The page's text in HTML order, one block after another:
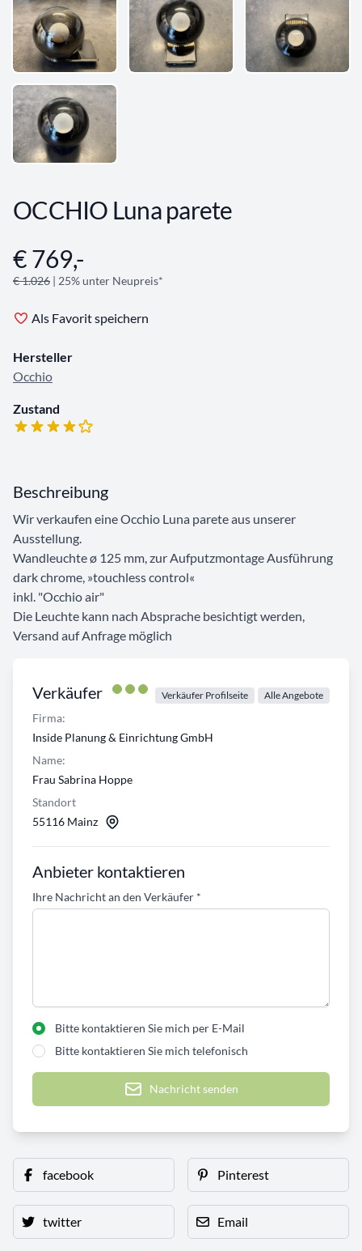
OCCHIO Luna parete
Angebotsinformationen
€ 769,-
€ 1.026 | 25% unter Neupreis*
Als Favorit speichern
Hersteller
Occhio
Zustand
Verkäufer Verkäufer Profilseite Alle Angebote
Firma:
Inside Planung & Einrichtung GmbH
Name:
Frau Sabrina Hoppe
Standort
55116 Mainz
Anbieter kontaktieren
Ihre Nachricht an den Verkäufer *
Bitte kontaktieren Sie mich per E-Mail
Bitte kontaktieren Sie mich telefonisch
Nachricht senden
Beschreibung
Wir verkaufen eine Occhio Luna parete aus unserer
Ausstellung.
Wandleuchte ø 125 mm, zur Aufputzmontage Ausführung
dark chrome, »touchless control«
inkl. "Occhio air"
Die Leuchte kann nach Absprache besichtigt werden,
Versand auf Anfrage möglich
facebook Pinterest
twitter Email